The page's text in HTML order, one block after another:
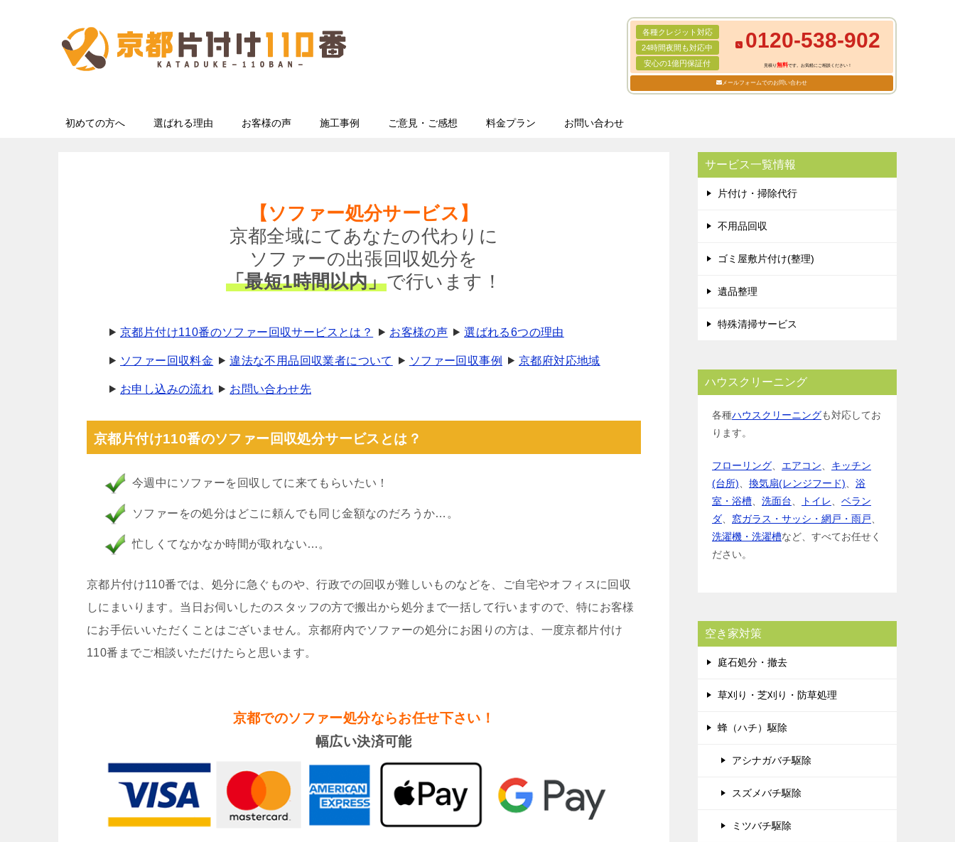
各種クレジット対応
24時間夜間も対応中
安心の1億円保証付
0120-538-902
見積り無料です。お気軽にご相談ください！
メールフォームでのお問い合わせ
初めての方へ 選ばれる理由 お客様の声 施工事例 ご意見・ご感想 料金プラン お問い合わせ
【ソファー処分サービス】
京都全域にてあなたの代わりに
ソファーの出張回収処分を
「最短1時間以内」で行います！
京都片付け110番のソファー回収サービスとは？ お客様の声 選ばれる6つの理由
ソファー回収料金 違法な不用品回収業者について ソファー回収事例 京都府対応地域
お申し込みの流れ お問い合わせ先
京都片付け110番のソファー回収処分サービスとは？
今週中にソファーを回収してに来てもらいたい！
ソファーをの処分はどこに頼んでも同じ金額なのだろうか…。
忙しくてなかなか時間が取れない…。
京都片付け110番では、処分に急ぐものや、行政での回収が難しいものなどを、ご自宅やオフィスに回収
しにまいります。当日お伺いしたのスタッフの方で搬出から処分まで一括して行いますので、特にお客様
にお手伝いいただくことはございません。京都府内でソファーの処分にお困りの方は、一度京都片付け
110番までご相談いただけたらと思います。
京都でのソファー処分ならお任せ下さい！
幅広い決済可能
サービス一覧情報
片付け・掃除代行
不用品回収
ゴミ屋敷片付け(整理)
遺品整理
特殊清掃サービス
ハウスクリーニング
各種ハウスクリーニングも対応してお
ります。
フローリング エアコン
キッチン
(台所)
換気扇(レンジフード)
浴
室・浴槽
洗面台 トイレ
ベラン
ダ
窓ガラス・サッシ・網戸・雨戸
洗濯機・洗濯槽など、すべてお任せく
ださい。
空き家対策
庭石処分・撤去
草刈り・芝刈り・防草処理
蜂（ハチ）駆除
アシナガバチ駆除
スズメバチ駆除
ミツバチ駆除